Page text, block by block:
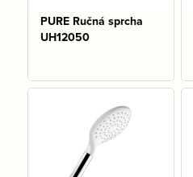
PURE Ručná sprcha
UH12050